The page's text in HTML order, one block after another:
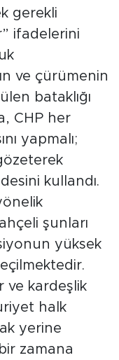
gerekli
ifadelerini
ve çürümenin
bataklığı
CHP her
yapmalı;
kullandı.
şunları
yüksek
ve kardeşlik
halk
yerine
zamana